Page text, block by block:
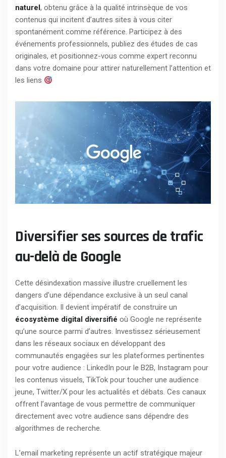
naturel, obtenu grâce à la qualité intrinsèque de vos
contenus qui incitent d’autres sites à vous citer
spontanément comme référence. Participez à des
événements professionnels, publiez des études de cas
originales, et positionnez-vous comme expert reconnu
dans votre domaine pour attirer naturellement l’attention et
les liens
Diversifier ses sources de trafic
au-delà de Google
Cette désindexation massive illustre cruellement les
dangers d’une dépendance exclusive à un seul canal
d’acquisition. Il devient impératif de construire un
écosystème digital diversifié où Google ne représente
qu’une source parmi d’autres. Investissez sérieusement
dans les réseaux sociaux en développant des
communautés engagées sur les plateformes pertinentes
pour votre audience : LinkedIn pour le B2B, Instagram pour
les contenus visuels, TikTok pour toucher une audience
jeune, Twitter/X pour les actualités et débats. Ces canaux
offrent l’avantage de vous permettre de communiquer
directement avec votre audience sans dépendre des
algorithmes de recherche.
L’email marketing représente un actif stratégique majeur